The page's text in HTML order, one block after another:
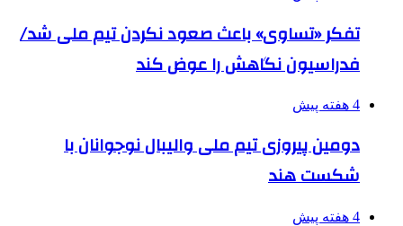
تفکر «تساوی» باعث صعود نکردن تیم ملی شد/
فدراسیون نگاهش را عوض کند
4 هفته پیش
دومین پیروزی تیم ملی والیبال نوجوانان با
شکست هند
4 هفته پیش